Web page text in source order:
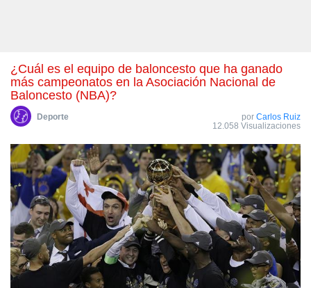
¿Cuál es el equipo de baloncesto que ha ganado
más campeonatos en la Asociación Nacional de
Baloncesto (NBA)?
Deporte por Carlos Ruiz
12.058 Visualizaciones